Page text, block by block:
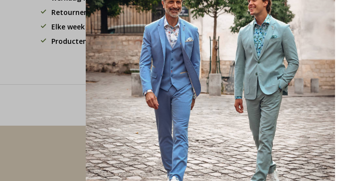
Retourneren binnen 30 dagen.
Elke week 3 koopavonden
Producten van hoge kwaliteit
Voor 23:59 besteld, de volgende werkdag in huis!
Volg ons